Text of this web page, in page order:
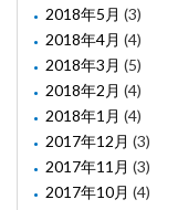
2018年5月 (3)
2018年4月 (4)
2018年3月 (5)
2018年2月 (4)
2018年1月 (4)
2017年12月 (3)
2017年11月 (3)
2017年10月 (4)